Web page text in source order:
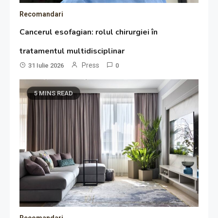
Recomandari
Cancerul esofagian: rolul chirurgiei în
tratamentul multidisciplinar
31 Iulie 2026 Press 0
5 MINS READ